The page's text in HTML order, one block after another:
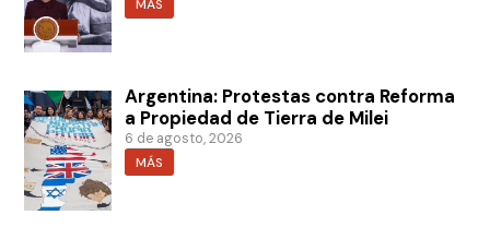
MÁS
Argentina: Protestas contra Reforma
a Propiedad de Tierra de Milei
6 de agosto, 2026
MÁS